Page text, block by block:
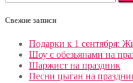
Свежие записи
Подарки к 1 сентября:
Шоу с обезьянами на
Шаржист на праздник
Песни цыган на